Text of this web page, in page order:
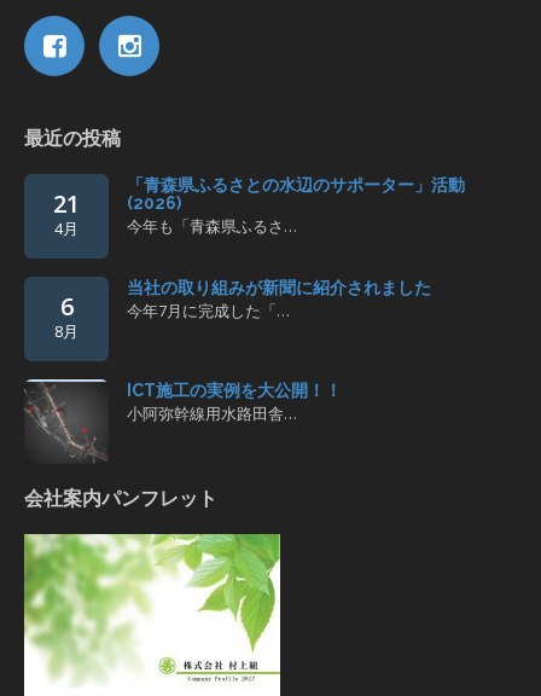
最近の投稿
21
4月
「青森県ふるさとの水辺のサポーター」活動
(2026)
今年も「青森県ふるさ…
6
8月
当社の取り組みが新聞に紹介されました
今年7月に完成した「…
ICT施工の実例を大公開！！
小阿弥幹線用水路田舎…
会社案内パンフレット